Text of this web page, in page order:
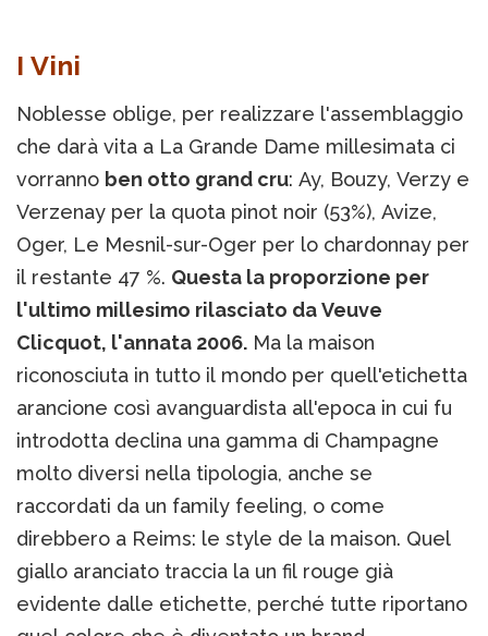
I Vini
Noblesse oblige, per realizzare l'assemblaggio
che darà vita a La Grande Dame millesimata ci
vorranno ben otto grand cru: Ay, Bouzy, Verzy e
Verzenay per la quota pinot noir (53%), Avize,
Oger, Le Mesnil-sur-Oger per lo chardonnay per
il restante 47 %. Questa la proporzione per
l'ultimo millesimo rilasciato da Veuve
Clicquot, l'annata 2006. Ma la maison
riconosciuta in tutto il mondo per quell'etichetta
arancione così avanguardista all'epoca in cui fu
introdotta declina una gamma di Champagne
molto diversi nella tipologia, anche se
raccordati da un family feeling, o come
direbbero a Reims: le style de la maison. Quel
giallo aranciato traccia la un fil rouge già
evidente dalle etichette, perché tutte riportano